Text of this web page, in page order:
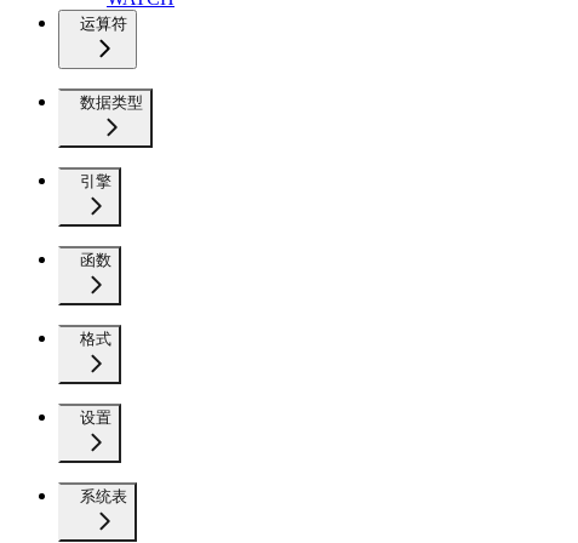
运算符
数据类型
引擎
函数
格式
设置
系统表